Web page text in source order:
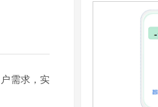
需求，实